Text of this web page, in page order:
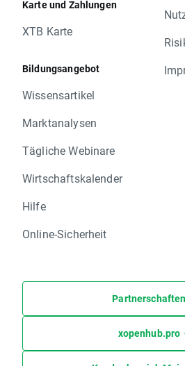
Karte und Zahlungen
XTB Karte
Bildungsangebot
Wissensartikel
Marktanalysen
Tägliche Webinare
Wirtschaftskalender
Hilfe
Online-Sicherheit
Partnerschaften
xopenhub.pro